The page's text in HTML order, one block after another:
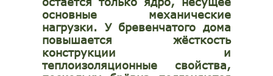
основные механические
нагрузки. У бревенчатого дома
повышается жёсткость
конструкции и
теплоизоляционные свойства,